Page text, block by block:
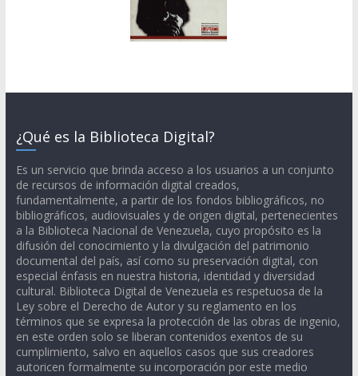
¿Qué es la Biblioteca Digital?
Es un servicio que brinda acceso a los usuarios a un conjunto
de recursos de información digital creados,
fundamentalmente, a partir de los fondos bibliográficos, no
bibliográficos, audiovisuales y de origen digital, pertenecientes
a la Biblioteca Nacional de Venezuela, cuyo propósito es la
difusión del conocimiento y la divulgación del patrimonio
documental del país, así como su preservación digital, con
especial énfasis en nuestra historia, identidad y diversidad
cultural. Biblioteca Digital de Venezuela es respetuosa de la
Ley sobre el Derecho de Autor y su reglamento en los
términos que se expresa la protección de las obras de ingenio,
en este orden solo se liberan contenidos exentos de su
cumplimiento, salvo en aquellos casos que sus creadores
autoricen formalmente su incorporación por este medio